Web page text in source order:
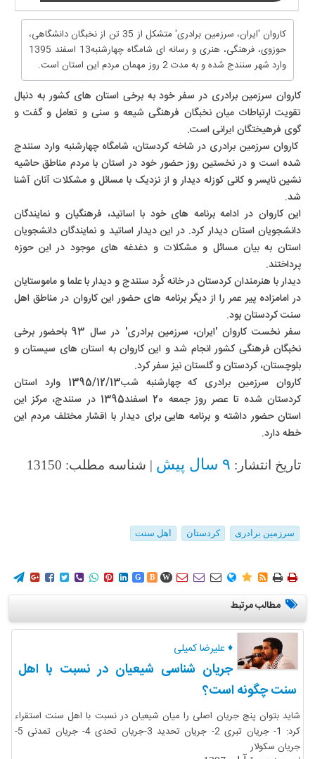
کاروان 'ایران، سرزمین برادری' متشکل از 35 تن از نخبگان دانشگاهی،
حوزوی، فرهنگی، هنری و رسانه ای شامگاه چهارشنبه13 اسفند 1395
وارد شهر سنندج شده و به مدت 2 روز مهمان مردم این استان است.
کاروان سرزمین برادری در سفر خود به برخی استان های کشور به دنبال
تقویت ارتباطات میان نخبگان فرهنگی شیعه و سنی و تعامل و گفت‌ و
گوی فرهیختگان ایرانی است.
کاروان سرزمین برادری در شاخه کردستان، شامگاه چهارشنبه وارد سنندج
شده است و در نخستین روز حضور خود در استان با مردم مناطق حاشیه
نشین نایسر و کانی کوزله دیدار و از نزدیک با مسائل و مشکلات آنان آشنا
شد.
این کاروان در ادامه برنامه های خود با اساتید، فرهنگیان و نمایندگان
دانشجویان استان دیدار کرد. در این دیدار اساتید و نمایندگان دانشجویان
استان به بیان مسائل و مشکلات و دغدغه های موجود در این حوزه
پرداختند.
دیدار با هنرمندان کردستان در خانه کُرد سنندج و دیدار با علما و ماموستایان
در امامزاده پیر عمر را از دیگر برنامه های حضور این کاروان در مناطق اهل
سنت کردستان بود.
سفر نخست کاروان 'ایران، سرزمین برادری' در سال 93 باحضور برخی
نخبگان فرهنگی کشور انجام شد و این کاروان به استان های سیستان و
بلوچستان، کردستان و گلستان نیز سفر کرد.
کاروان سرزمین برادری که چهارشنبه شب1395/12/13 وارد استان
کردستان شده تا عصر روز جمعه 20 اسفند1395 در سنندج، مرکز این
استان حضور داشته و برنامه هایی برای دیدار با اقشار مختلف مردم این
خطه دارد.
تاریخ انتشار: ۹ سال پیش | شناسه مطلب: 13150
سرزمین برادری کردستان اهل سنت
        G B W        
مطالب مرتبط
♦ علیرضا کمیلی
جریان شناسی شیعیان در نسبت با اهل
سنت چگونه است؟
شاید بتوان پنج جریان اصلی را میان شیعیان در نسبت با اهل سنت استقراء
کرد: 1- جریان تبری 2- جریان تحدید 3-جریان تحدی 4- جریان تمدنی 5-
جریان سکولار